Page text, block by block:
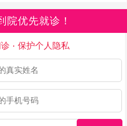
院优先就诊！
保护个人隐私